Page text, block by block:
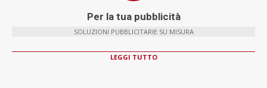
Per la tua pubblicità
SOLUZIONI PUBBLICITARIE SU MISURA
LEGGI TUTTO